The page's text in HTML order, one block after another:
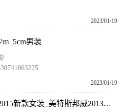
2023/01/19
男装
2023/01/19
全球新动态：美特斯邦威2015新款女装_美特斯邦威2013秋装